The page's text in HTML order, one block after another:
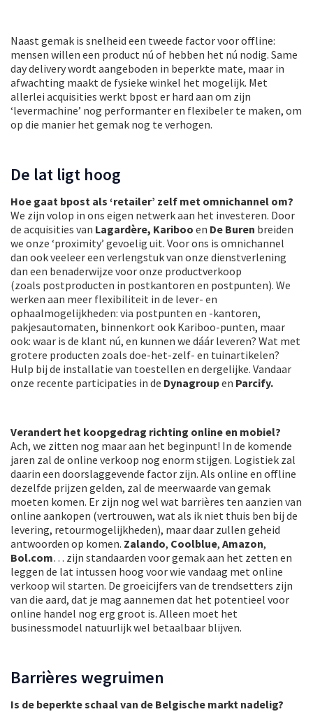
Naast gemak is snelheid een tweede factor voor offline:
mensen willen een product nú of hebben het nú nodig. Same
day delivery wordt aangeboden in beperkte mate, maar in
afwachting maakt de fysieke winkel het mogelijk. Met
allerlei acquisities werkt bpost er hard aan om zijn
‘levermachine’ nog performanter en flexibeler te maken, om
op die manier het gemak nog te verhogen.
De lat ligt hoog
Hoe gaat bpost als ‘retailer’ zelf met omnichannel om?
We zijn volop in ons eigen netwerk aan het investeren. Door
de acquisities van Lagardère, Kariboo en De Buren breiden
we onze ‘proximity’ gevoelig uit. Voor ons is omnichannel
dan ook veeleer een verlengstuk van onze dienstverlening
dan een benaderwijze voor onze productverkoop
(zoals postproducten in postkantoren en postpunten). We
werken aan meer flexibiliteit in de lever- en
ophaalmogelijkheden: via postpunten en -kantoren,
pakjesautomaten, binnenkort ook Kariboo-punten, maar
ook: waar is de klant nú, en kunnen we dáár leveren? Wat met
grotere producten zoals doe-het-zelf- en tuinartikelen?
Hulp bij de installatie van toestellen en dergelijke. Vandaar
onze recente participaties in de Dynagroupen Parcify.
Verandert het koopgedrag richting online en mobiel?
Ach, we zitten nog maar aan het beginpunt! In de komende
jaren zal de online verkoop nog enorm stijgen. Logistiek zal
daarin een doorslaggevende factor zijn. Als online en offline
dezelfde prijzen gelden, zal de meerwaarde van gemak
moeten komen. Er zijn nog wel wat barrières ten aanzien van
online aankopen (vertrouwen, wat als ik niet thuis ben bij de
levering, retourmogelijkheden), maar daar zullen geheid
antwoorden op komen. Zalando, Coolblue, Amazon,
Bol.com… zijn standaarden voor gemak aan het zetten en
leggen de lat intussen hoog voor wie vandaag met online
verkoop wil starten. De groeicijfers van de trendsetters zijn
van die aard, dat je mag aannemen dat het potentieel voor
online handel nog erg groot is. Alleen moet het
businessmodel natuurlijk wel betaalbaar blijven.
Barrières wegruimen
Is de beperkte schaal van de Belgische markt nadelig?